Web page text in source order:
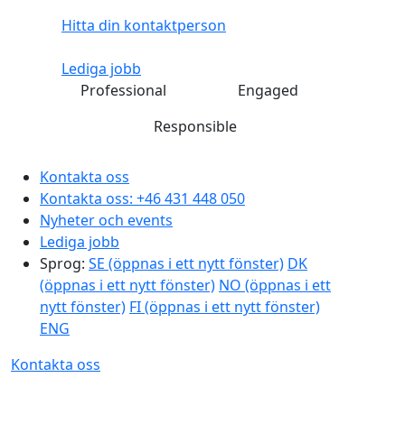
Hitta din kontaktperson
Lediga jobb
Professional
Engaged
Responsible
Kontakta oss
Kontakta oss: +46 431 448 050
Nyheter och events
Lediga jobb
Sprog: SE (öppnas i ett nytt fönster) DK
(öppnas i ett nytt fönster) NO (öppnas i ett
nytt fönster) FI(öppnas i ett nytt fönster)
ENG
Kontakta oss